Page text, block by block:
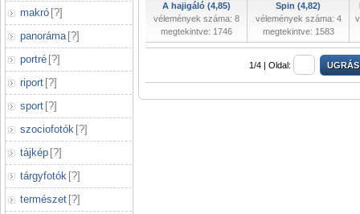
makró [?]
panoráma [?]
portré [?]
riport [?]
sport [?]
szociofotók [?]
tájkép [?]
tárgyfotók [?]
természet [?]
A hajigáló (4,85)
vélemények száma: 8
megtekintve: 1746
Spin (4,82)
vélemények száma: 4
megtekintve: 1583
1/4 | Oldal: